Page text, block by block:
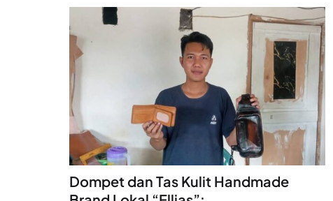
Dompet dan Tas Kulit Handmade